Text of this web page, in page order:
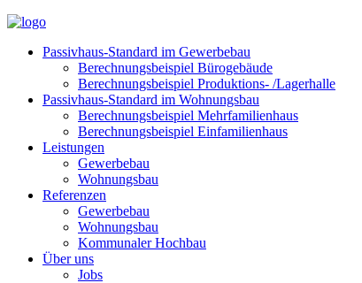
Passivhaus-Standard im Gewerbebau
Berechnungsbeispiel Bürogebäude
Berechnungsbeispiel Produktions- /Lagerhalle
Passivhaus-Standard im Wohnungsbau
Berechnungsbeispiel Mehrfamilienhaus
Berechnungsbeispiel Einfamilienhaus
Leistungen
Gewerbebau
Wohnungsbau
Referenzen
Gewerbebau
Wohnungsbau
Kommunaler Hochbau
Über uns
Jobs